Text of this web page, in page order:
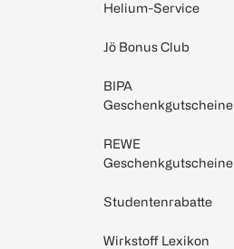
Helium-Service
Jö Bonus Club
BIPA
Geschenkgutscheine
REWE
Geschenkgutscheine
Studentenrabatte
Wirkstoff Lexikon